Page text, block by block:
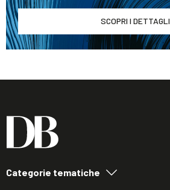
SCOPRI I DETTAGLI
Categorie tematiche